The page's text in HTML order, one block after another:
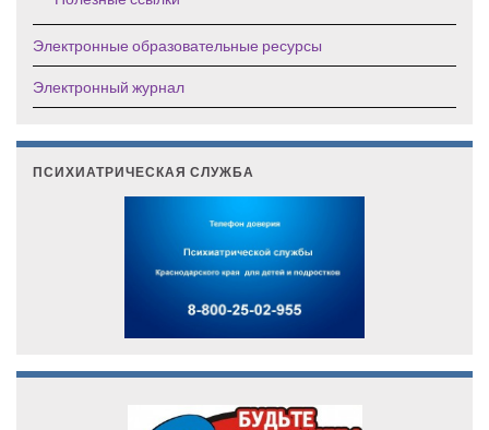
Электронные образовательные ресурсы
Электронный журнал
ПСИХИАТРИЧЕСКАЯ СЛУЖБА